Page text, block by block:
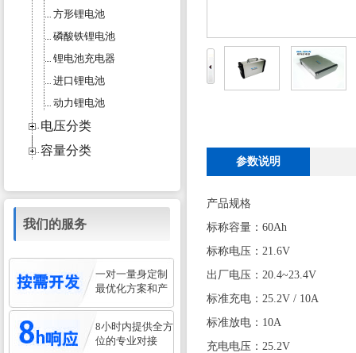
参数说明
产品规格
标称容量：60Ah
标称电压：21.6V
出厂电压：20.4~23.4V
标准充电：25.2V / 10A
标准放电：10A
充电电压：25.2V
方形锂电池
磷酸铁锂电池
锂电池充电器
进口锂电池
动力锂电池
电压分类
容量分类
我们的服务
一对一量身定制
最优化方案和产
8小时内提供全方
位的专业对接